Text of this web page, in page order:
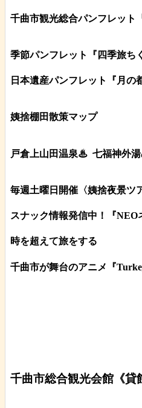
千曲市観光総合パンフレット
季節パンフレット『四季旅ち
日本遺産パンフレット 『月の
姨捨棚田散策マップ
戸倉上山田温泉♨ 七福神外湯
毎週土曜日開催〈姨捨夜景ツ
スナック情報発信中！『NEO
時を超えて旅をする
千曲市が舞台のアニメ『
千曲市総合観光会館《貸